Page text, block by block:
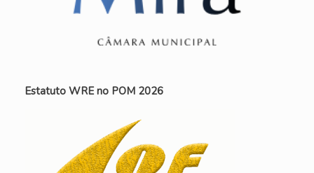
Estatuto WRE no POM 2026